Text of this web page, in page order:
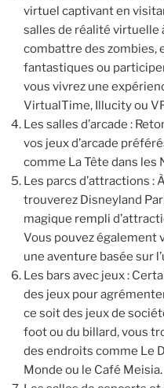
virtuel captivant en
salles de réalité virtuelle
combattre des zombies,
fantastiques ou
vous vivrez une
VirtualTime, Illucity ou
Les salles d’arcade :
vos jeux d’arcade
comme La Tête dans les
Les parcs d’attractions :
trouverez Disneyland
magique rempli
Vous pouvez également
une aventure basée sur
Les bars avec jeux :
des jeux pour
ce soit des jeux de
foot ou du billard, vous
des endroits comme Le
Monde ou le Café Meisia.